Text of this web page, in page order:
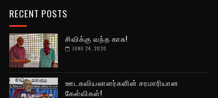
RECENT POSTS
சிவிக்கு வந்த காசு!
JUNE 24, 2020
ஊடகவியலாளர்களின் சரமாரியான
கேள்விகள்!